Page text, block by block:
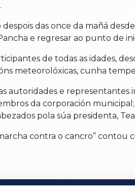
das once da mañá
e regresar ao punto de
de todas as idades,
meteorolóxicas, cunha
autoridades e representantes
da corporación
pola súa presidenta,
contra o cancro” contou